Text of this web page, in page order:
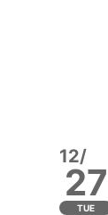
12/
27
TUE